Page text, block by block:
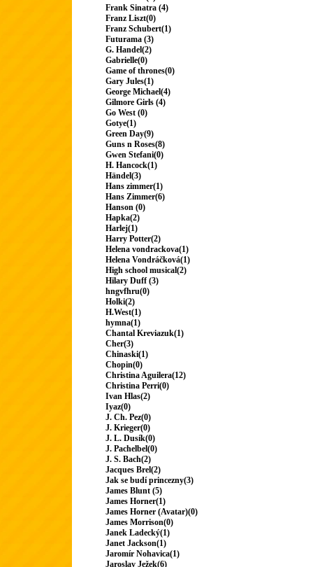
Frank Sinatra (4)
Franz Liszt(0)
Franz Schubert(1)
Futurama (3)
G. Handel(2)
Gabrielle(0)
Game of thrones(0)
Gary Jules(1)
George Michael(4)
Gilmore Girls (4)
Go West (0)
Gotye(1)
Green Day(9)
Guns n Roses(8)
Gwen Stefani(0)
H. Hancock(1)
Händel(3)
Hans zimmer(1)
Hans Zimmer(6)
Hanson (0)
Hapka(2)
Harlej(1)
Harry Potter(2)
Helena vondrackova(1)
Helena Vondráčková(1)
High school musical(2)
Hilary Duff (3)
hngvfhru(0)
Holki(2)
H.West(1)
hymna(1)
Chantal Kreviazuk(1)
Cher(3)
Chinaski(1)
Chopin(0)
Christina Aguilera(12)
Christina Perri(0)
Ivan Hlas(2)
Iyaz(0)
J. Ch. Pez(0)
J. Krieger(0)
J. L. Dusík(0)
J. Pachelbel(0)
J. S. Bach(2)
Jacques Brel(2)
Jak se budí princezny(3)
James Blunt (5)
James Horner(1)
James Horner (Avatar)(0)
James Morrison(0)
Janek Ladecký(1)
Janet Jackson(1)
Jaromír Nohavica(1)
Jaroslav Ježek(6)